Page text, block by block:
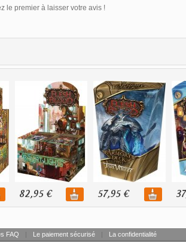
le premier à laisser votre avis !
82,95 € 57,95 €
FAQ | Le paiement sécurisé | La confidentialité